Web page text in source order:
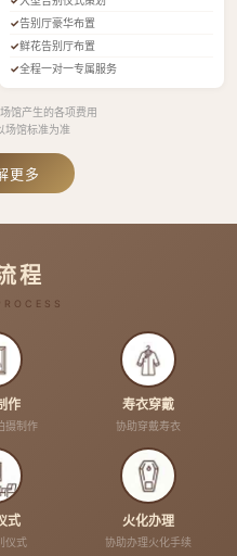
告别厅豪华布置
鲜花告别厅布置
全程一对一专属服务
馆产生的各项费用
场馆标准为准
更多
程
作
摄制作
寿衣穿戴
协助穿戴寿衣
式
仪式
火化办理
协助办理火化手续